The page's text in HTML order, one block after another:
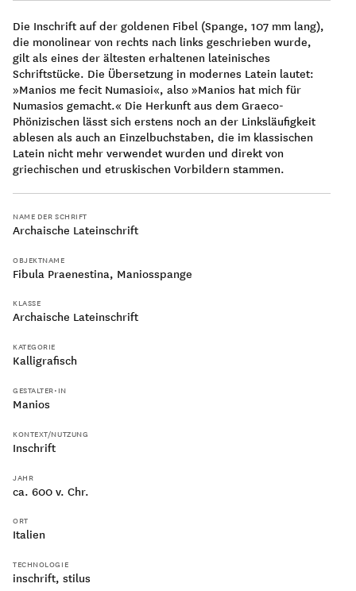
100 v. Chr.
Die Inschrift auf der goldenen Fibel (Spange, 107 mm lang),
die monolinear von rechts nach links geschrieben wurde,
gilt als eines der ältesten erhaltenen lateinisches
Schriftstücke. Die Übersetzung in modernes Latein lautet:
»Manios me fecit Numasioi«, also »Manios hat mich für
Numasios gemacht.« Die Herkunft aus dem Graeco-
Phönizischen lässt sich erstens noch an der Linksläufigkeit
ablesen als auch an Einzelbuchstaben, die im klassischen
Latein nicht mehr verwendet wurden und direkt von
griechischen und etruskischen Vorbildern stammen.
NAME DER SCHRIFT
Archaische Lateinschrift
OBJEKTNAME
Fibula Praenestina, Maniosspange
KLASSE
Archaische Lateinschrift
KATEGORIE
Kalligrafisch
GESTALTER•IN
Manios
KONTEXT/NUTZUNG
Inschrift
JAHR
ca. 600 v. Chr.
ORT
Italien
TECHNOLOGIE
inschrift stilus